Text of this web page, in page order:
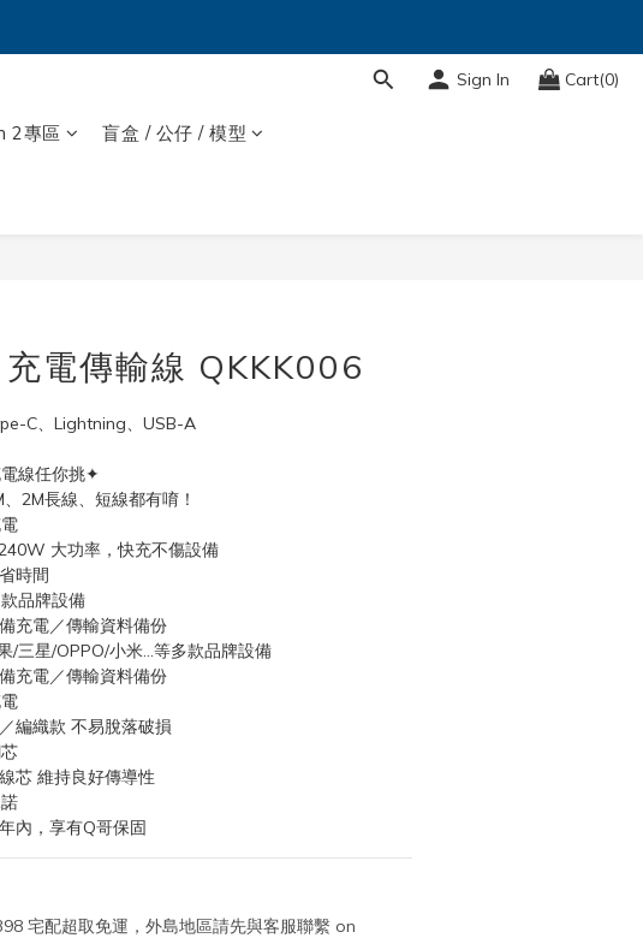
Sign In Cart(0)
2專區 盲盒 / 公仔 / 模型
電傳輸線 QKKK006
C、Lightning、USB-A
線任你挑✦
2M長線、短線都有唷！
大功率，快充不傷設備
時間
品牌設備
充電／傳輸資料備份
/三星/OPPO/小米...等多款品牌設備
充電／傳輸資料備份
編織款 不易脫落破損
芯 維持良好傳導性
內，享有Q哥保固
宅配超取免運，外島地區請先與客服聯繫 on